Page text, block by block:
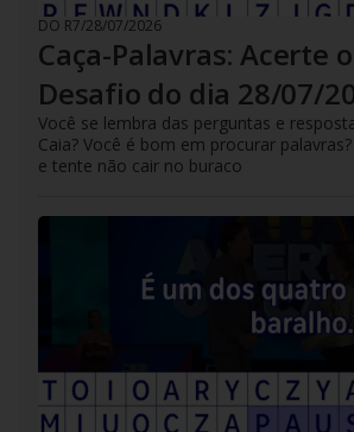
DO R7/28/07/2026
Caça-Palavras: Acerte
Desafio do dia 28/07/
Você se lembra das perguntas e
Caia? Você é bom em procurar
e tente não cair no buraco